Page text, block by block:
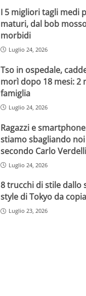
I 5 migliori tagli medi
maturi, dal bob
morbidi
Luglio 24, 2026
Tso in ospedale,
morì dopo 18 mesi: 2
famiglia
Luglio 24, 2026
Ragazzi e
stiamo sbagliando
secondo Carlo Verdelli
Luglio 24, 2026
8 trucchi di stile dallo
style di Tokyo da
Luglio 23, 2026